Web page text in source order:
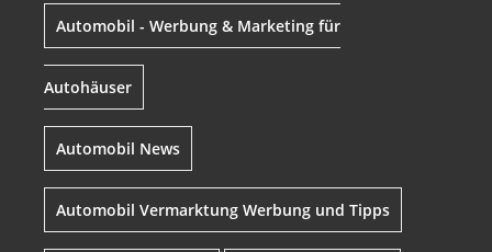
Automobil - Werbung & Marketing für
Autohäuser
Automobil News
Automobil Vermarktung Werbung und Tipps